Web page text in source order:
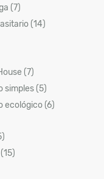
(7)
(14)
(7)
simples (5)
ecológico (6)